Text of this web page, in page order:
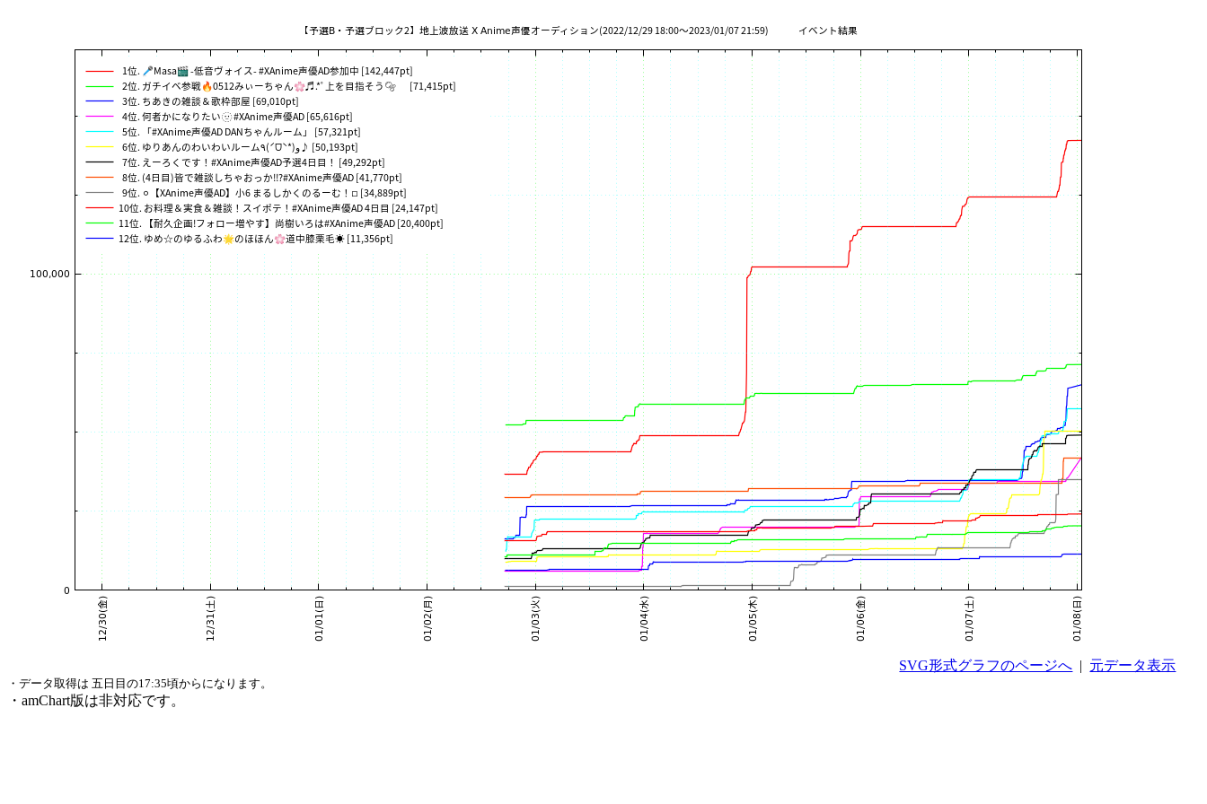
SVG形式グラフのページへ | 元データ表示
・データ取得は 五日目の17:35頃からになります。
・amChart版は非対応です。